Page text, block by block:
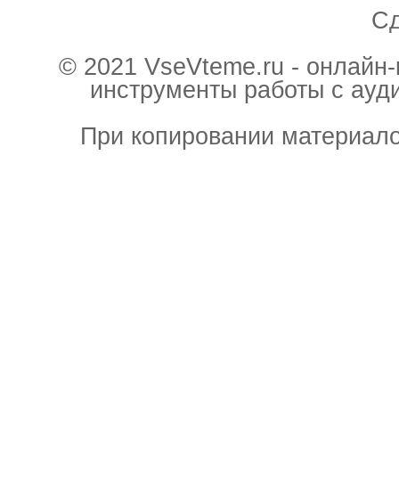
© 2021 VseVteme.ru -
инструменты работы с
При копировании